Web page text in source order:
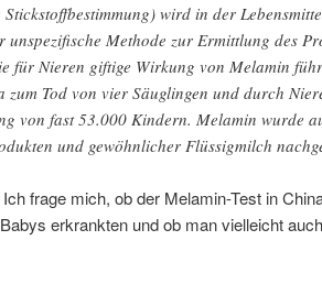
wird in der
unspezifische Methode zur Ermittlung des
für Nieren giftige Wirkung von Melamin
zum Tod von vier Säuglingen und durch
von fast 53.000 Kindern. Melamin wurde
und gewöhnlicher Flüssigmilch
frage mich, ob der Melamin-Test in
erkrankten und ob man vielleicht